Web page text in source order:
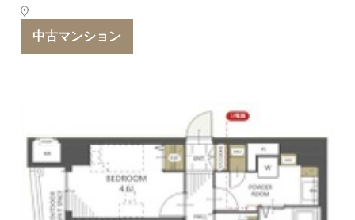
中古マンション